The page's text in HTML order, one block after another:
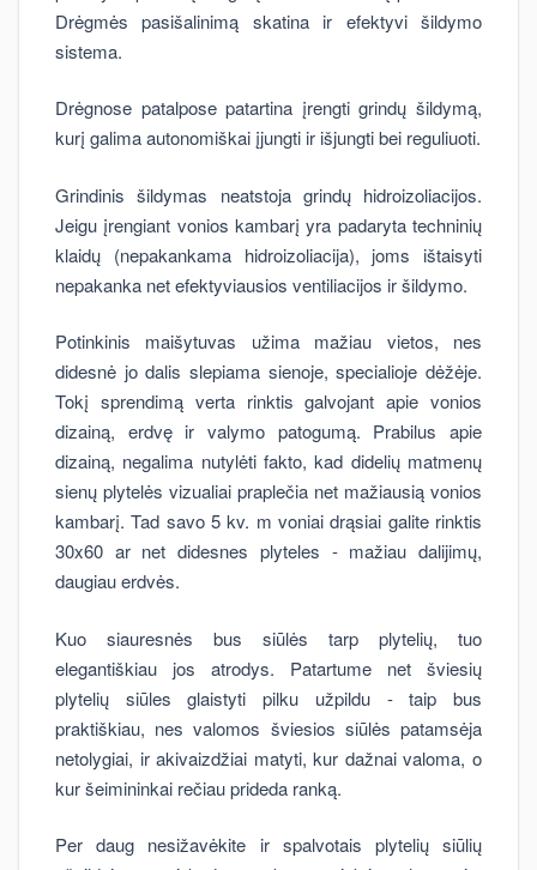
Drėgmės pasišalinimą skatina ir efektyvi šildymo
sistema.
Drėgnose patalpose patartina įrengti grindų šildymą,
kurį galima autonomiškai įjungti ir išjungti bei reguliuoti.
Grindinis šildymas neatstoja grindų hidroizoliacijos.
Jeigu įrengiant vonios kambarį yra padaryta techninių
klaidų (nepakankama hidroizoliacija), joms ištaisyti
nepakanka net efektyviausios ventiliacijos ir šildymo.
Potinkinis maišytuvas užima mažiau vietos, nes
didesnė jo dalis slepiama sienoje, specialioje dėžėje.
Tokį sprendimą verta rinktis galvojant apie vonios
dizainą, erdvę ir valymo patogumą. Prabilus apie
dizainą, negalima nutylėti fakto, kad didelių matmenų
sienų plytelės vizualiai praplečia net mažiausią vonios
kambarį. Tad savo 5 kv. m voniai drąsiai galite rinktis
30x60 ar net didesnes plyteles - mažiau dalijimų,
daugiau erdvės.
Kuo siauresnės bus siūlės tarp plytelių, tuo
elegantiškiau jos atrodys. Patartume net šviesių
plytelių siūles glaistyti pilku užpildu - taip bus
praktiškiau, nes valomos šviesios siūlės patamsėja
netolygiai, ir akivaizdžiai matyti, kur dažnai valoma, o
kur šeimininkai rečiau prideda ranką.
Per daug nesižavėkite ir spalvotais plytelių siūlių